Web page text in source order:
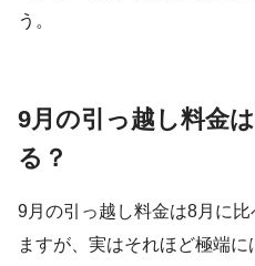
う。
9月の引っ越し料金
る？
9月の引っ越し料金は8月に
ますが、実はそれほど極端に